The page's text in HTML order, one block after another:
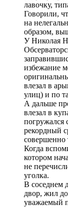
лавочку,
Говорили,
на
образом,
У Николая
избежание
влезал в
улиц) и по
А дальше
влезал в
погружался
рекордный
совершенно
Когда
котором
не
уголка.
В соседнем
двор, жил
уважаемый